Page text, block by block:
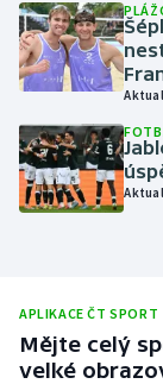
Olympijské hry
Parasport
Plavání
Plážový volejbal
APLIKACE ČT SPORT
Mějte celý
velké